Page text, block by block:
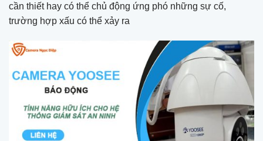
cần thiết hay có thể chủ động ứng phó những sự cố,
trường hợp xấu có thể xảy ra